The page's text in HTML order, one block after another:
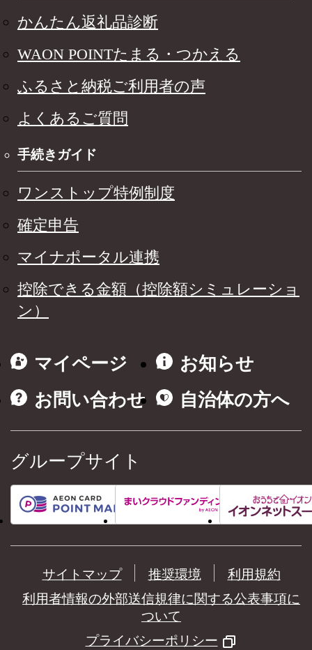
かんたん返礼品診断
WAON POINTたまる・つかえる
ふるさと納税ご利用者の声
よくあるご質問
手続きガイド
ワンストップ特例制度
確定申告
マイナポータル連携
控除できる金額（控除額シミュレーショ
ン）
マイページ
お知らせ
お問い合わせ
自治体の方へ
グループサイト
サイトマップ 推奨環境
利用規約
利用者情報の外部送信規律に関する公表事項に
ついて
プライバシーポリシー